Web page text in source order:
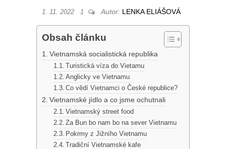
1. 11. 2022 1 Autor: LENKA ELIÁŠOVÁ
Obsah článku
Vietnamská socialistická republika
Turistická víza do Vietamu
Anglicky ve Vietnamu
Co vědí Vietnamci o České republice?
Vietnamské jídlo a co jsme ochutnali
Vietnamský street food
Za Bun bo nam bo na sever Vietnamu
Pokrmy z Jižního Vietnamu
Tradiční Vietnamské kafe